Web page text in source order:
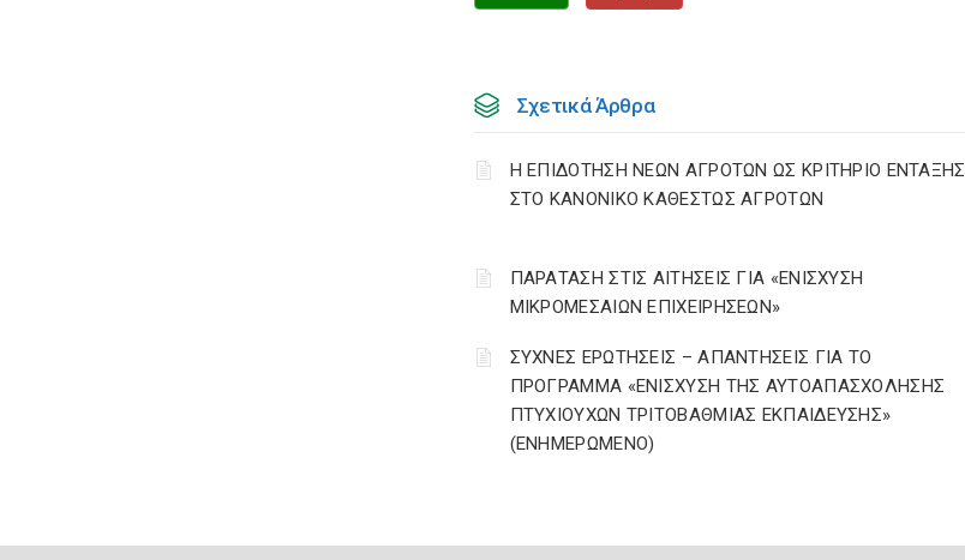
Σχετικά Άρθρα
Η ΕΠΙΔΟΤΗΣΗ ΝΕΩΝ ΑΓΡΟΤΩΝ ΩΣ ΚΡΙΤΗΡΙΟ ΕΝΤΑΞΗΣ
ΣΤΟ ΚΑΝΟΝΙΚΟ ΚΑΘΕΣΤΩΣ ΑΓΡΟΤΩΝ
ΠΑΡΑΤΑΣΗ ΣΤΙΣ ΑΙΤΗΣΕΙΣ ΓΙΑ «ΕΝΙΣΧΥΣΗ
ΜΙΚΡΟΜΕΣΑΙΩΝ ΕΠΙΧΕΙΡΗΣΕΩΝ»
ΣΥΧΝΕΣ ΕΡΩΤΗΣΕΙΣ – ΑΠΑΝΤΗΣΕΙΣ ΓΙΑ ΤΟ
ΠΡΟΓΡΑΜΜΑ «ΕΝΙΣΧΥΣΗ ΤΗΣ ΑΥΤΟΑΠΑΣΧΟΛΗΣΗΣ
ΠΤΥΧΙΟΥΧΩΝ ΤΡΙΤΟΒΑΘΜΙΑΣ ΕΚΠΑΙΔΕΥΣΗΣ»
(ΕΝΗΜΕΡΩΜΕΝΟ)